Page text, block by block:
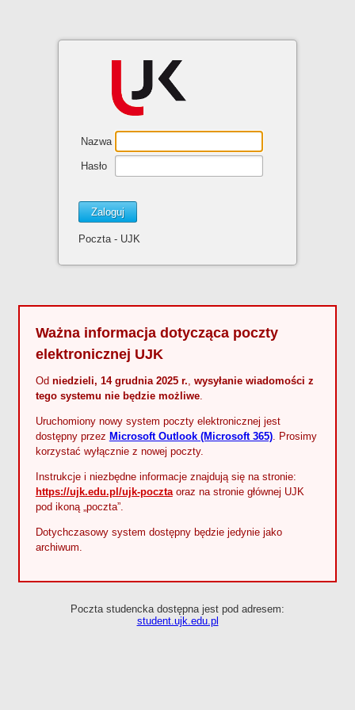
Nazwa
Hasło
Poczta - UJK
Ważna informacja dotycząca poczty
elektronicznej UJK
Od niedzieli, 14 grudnia 2025 r., wysyłanie wiadomości z
tego systemu nie będzie możliwe.
Uruchomiony nowy system poczty elektronicznej jest
dostępny przez Microsoft Outlook (Microsoft 365). Prosimy
korzystać wyłącznie z nowej poczty.
Instrukcje i niezbędne informacje znajdują się na stronie:
https://ujk.edu.pl/ujk-pocztaoraz na stronie głównej UJK
pod ikoną „poczta”.
Dotychczasowy system dostępny będzie jedynie jako
archiwum.
Poczta studencka dostępna jest pod adresem:
student.ujk.edu.pl